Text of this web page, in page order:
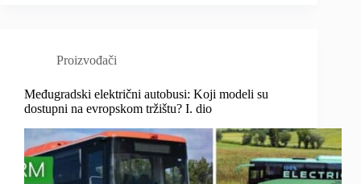
Proizvođači
Međugradski električni autobusi: Koji modeli su
dostupni na evropskom tržištu? I. dio